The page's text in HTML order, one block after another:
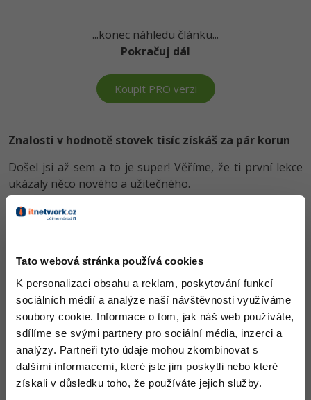
Tato webová stránka používá cookies
K personalizaci obsahu a reklam, poskytování funkcí
sociálních médií a analýze naší návštěvnosti využíváme
soubory cookie. Informace o tom, jak náš web používáte,
sdílíme se svými partnery pro sociální média, inzerci a
analýzy. Partneři tyto údaje mohou zkombinovat s
dalšími informacemi, které jste jim poskytli nebo které
získali v důsledku toho, že používáte jejich služby.
Kurzy designu
HTML/CSS
Photoshop -80%
Adobe Illustrator
Adobe Lightroom -30%
-15%
Adobe InDesign -25%
Adobe After Effects
Blender -80%
Inkscape
Fotografování -80%
Příběhy absolventů
...konec náhledu článku...
Pokračuj dál
Koupit PRO verzi
Znalosti v hodnotě stovek tisíc získáš za pár korun
Došel jsi až sem a to je super! Věříme, že ti první lekce
ukázaly něco nového a užitečného.
Chceš v kurzu pokračovat? Přejdi doprémiové sekce.
sesmluvními podmínkami.
Co od nás v dalších lekcích dostaneš?
Přístup k jednotlivým lekcím dle způsobu pořízení.
Kvalitní znalostiv oblasti IT.
Dovednosti, které ti pomohou získat vysněnou a
dobře placenou práci.